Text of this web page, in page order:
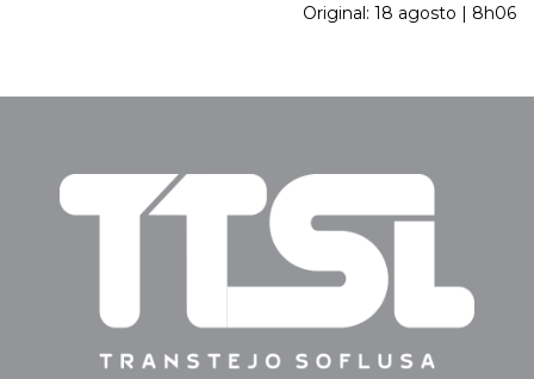
Original: 18 agosto | 8h06